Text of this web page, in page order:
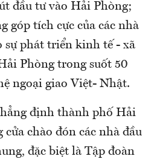
đầu tư vào Hải Phòng;
góp tích cực của các nhà
sự phát triển kinh tế - xã
Phòng trong suốt 50
ngoại giao Việt- Nhật.
định thành phố Hải
chào đón các nhà đầu
đặc biệt là Tập đoàn